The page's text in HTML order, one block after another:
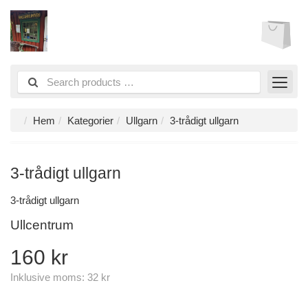
Hem Kategorier Ullgarn 3-trådigt ullgarn
3-trådigt ullgarn
3-trådigt ullgarn
Ullcentrum
160 kr
Inklusive moms: 32 kr